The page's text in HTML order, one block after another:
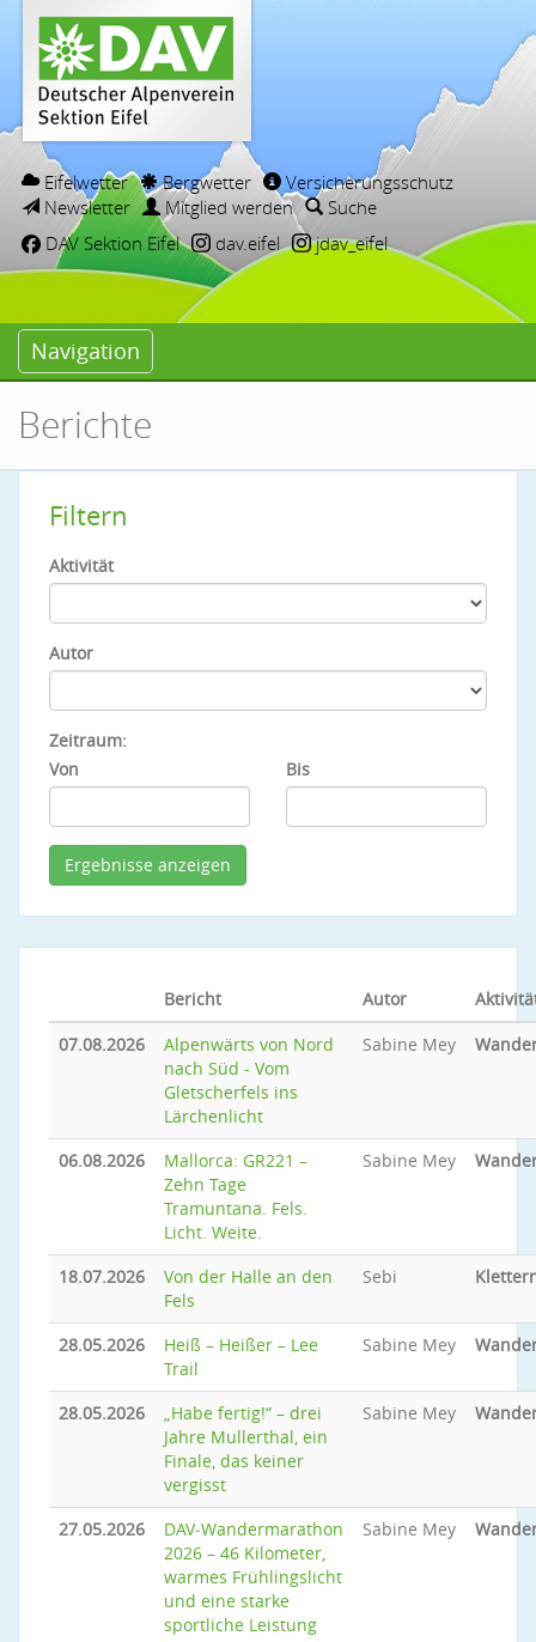
Eifelwetter Bergwetter
Versicherungsschutz
Newsletter
Mitglied werden
Suche
DAV Sektion Eifel
dav.eifel jdav_eifel
Navigation
Berichte
Filtern
Aktivität
Autor
Zeitraum:
Von
Bis
Bericht Autor
07.08.2026
Alpenwärts von Nord
nach Süd - Vom
Gletscherfels ins
Lärchenlicht
Sabine Mey
06.08.2026
Mallorca: GR221 –
Zehn Tage
Tramuntana. Fels.
Licht. Weite.
Sabine Mey
18.07.2026
Von der Halle an den
Fels
Sebi
28.05.2026
Heiß – Heißer – Lee
Trail
Sabine Mey
28.05.2026
„Habe fertig!“ – drei
Jahre Mullerthal, ein
Finale, das keiner
vergisst
Sabine Mey
27.05.2026
DAV‑Wandermarathon
2026 – 46 Kilometer,
warmes Frühlingslicht
und eine starke
sportliche Leistung
Sabine Mey